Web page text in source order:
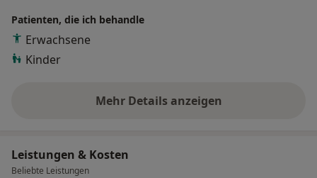
Patienten, die ich behandle
Erwachsene
Kinder
Mehr Details anzeigen
über Erfahrungen
Leistungen & Kosten
Beliebte Leistungen